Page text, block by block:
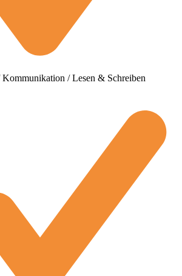
Kommunikation / Lesen & Schreiben